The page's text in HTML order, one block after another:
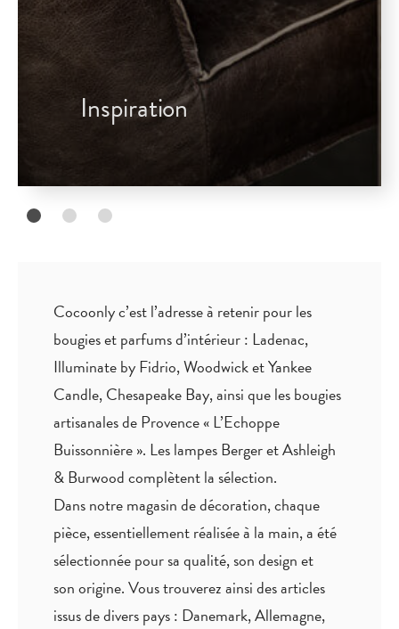
Inspiration
Cocoonly c’est l’adresse à retenir pour les
bougies et parfums d’intérieur : Ladenac,
Illuminate by Fidrio, Woodwick et Yankee
Candle, Chesapeake Bay, ainsi que les bougies
artisanales de Provence « L’Echoppe
Buissonnière ». Les lampes Berger et Ashleigh
& Burwood complètent la sélection.
Dans notre magasin de décoration, chaque
pièce,essentiellement réalisée à la main, a été
sélectionnée pour sa qualité, son design et
son origine. Vous trouverez ainsi des articles
issus de divers pays : Danemark, Allemagne,